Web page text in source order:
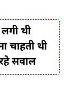
लगी थी
चाहती थी
सवाल